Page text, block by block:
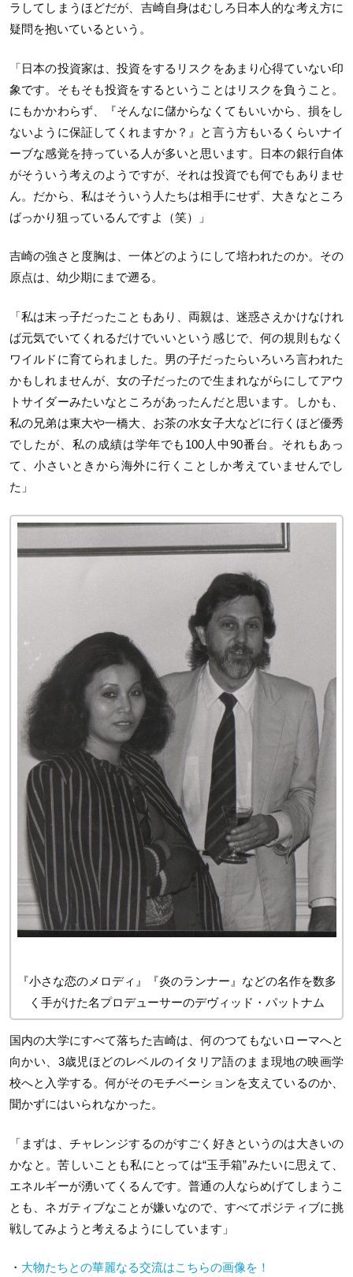
ラしてしまうほどだが、吉崎自身はむしろ日本人的な考え方に
疑問を抱いているという。
「日本の投資家は、投資をするリスクをあまり心得ていない印
象です。そもそも投資をするということはリスクを負うこと。
にもかかわらず、『そんなに儲からなくてもいいから、損をし
ないように保証してくれますか？』と言う方もいるくらいナイ
ーブな感覚を持っている人が多いと思います。日本の銀行自体
がそういう考えのようですが、それは投資でも何でもありませ
ん。だから、私はそういう人たちは相手にせず、大きなところ
ばっかり狙っているんですよ（笑）」
吉崎の強さと度胸は、一体どのようにして培われたのか。その
原点は、幼少期にまで遡る。
「私は末っ子だったこともあり、両親は、迷惑さえかけなけれ
ば元気でいてくれるだけでいいという感じで、何の規則もなく
ワイルドに育てられました。男の子だったらいろいろ言われた
かもしれませんが、女の子だったので生まれながらにしてアウ
トサイダーみたいなところがあったんだと思います。しかも、
私の兄弟は東大や一橋大、お茶の水女子大などに行くほど優秀
でしたが、私の成績は学年でも100人中90番台。それもあっ
て、小さいときから海外に行くことしか考えていませんでし
た」
『小さな恋のメロディ』『炎のランナー』などの名作を数多
く手がけた名プロデューサーのデヴィッド・パットナム
国内の大学にすべて落ちた吉崎は、何のつてもないローマへと
向かい、3歳児ほどのレベルのイタリア語のまま現地の映画学
校へと入学する。何がそのモチベーションを支えているのか、
聞かずにはいられなかった。
「まずは、チャレンジするのがすごく好きというのは大きいの
かなと。苦しいことも私にとっては“玉手箱”みたいに思えて、
エネルギーが湧いてくるんです。普通の人ならめげてしまうこ
とも、ネガティブなことが嫌いなので、すべてポジティブに挑
戦してみようと考えるようにしています」
・ 大物たちとの華麗なる交流はこちらの画像を！